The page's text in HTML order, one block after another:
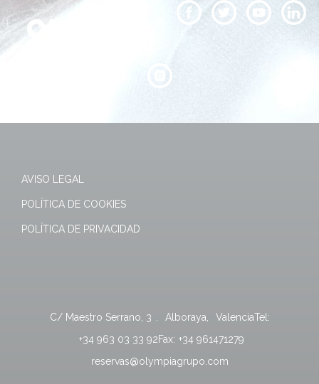
AVISO LEGAL
POLÍTICA DE COOKIES
POLÍTICA DE PRIVACIDAD
C/ Maestro Serrano, 3 Alboraya ValenciaTel:
+34 963 03 33 92Fax: +34 961471279
reservas@olympiagrupo.com